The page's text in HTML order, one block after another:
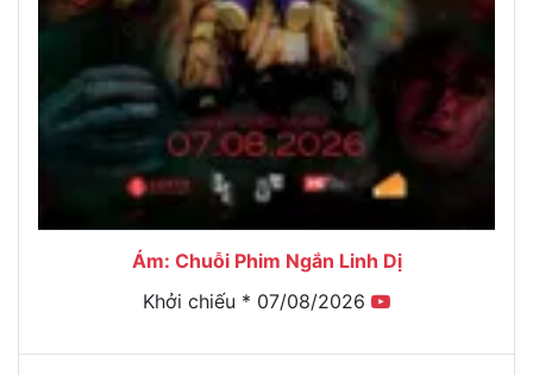
Ám: Chuỗi Phim Ngắn Linh Dị
Khởi chiếu * 07/08/2026